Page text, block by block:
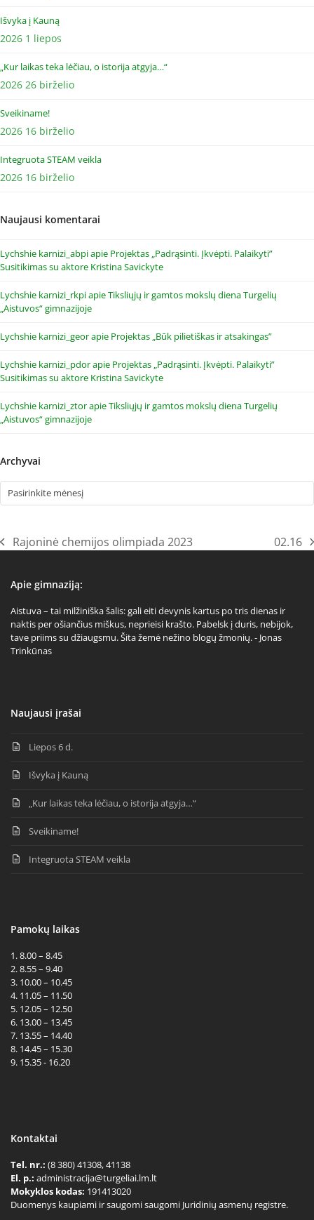
Išvyka į Kauną
2026 1 liepos
„Kur laikas teka lėčiau, o istorija atgyja…“
2026 26 birželio
Sveikiname!
2026 16 birželio
Integruota STEAM veikla
2026 16 birželio
Naujausi komentarai
Lychshie karnizi_abpiapie Projektas „Padrąsinti. Įkvėpti. Palaikyti”
Susitikimas su aktore Kristina Savickyte
Lychshie karnizi_rkpiapieTiksliųjų ir gamtos mokslų diena Turgelių
„Aistuvos“ gimnazijoje
Lychshie karnizi_georapie Projektas „Būk pilietiškas ir atsakingas”
Lychshie karnizi_pdorapie Projektas „Padrąsinti. Įkvėpti. Palaikyti”
Susitikimas su aktore Kristina Savickyte
Lychshie karnizi_ztorapieTiksliųjų ir gamtos mokslų diena Turgelių
„Aistuvos“ gimnazijoje
Archyvai
Archyvai
previous
Rajoninė chemijos olimpiada 2023
next
02.16
Apie gimnaziją:
Aistuva – tai milžiniška šalis: gali eiti devynis kartus po tris dienas ir
naktis per ošiančius miškus, neprieisi krašto. Pabelsk į duris, nebijok,
tave priims su džiaugsmu. Šita žemė nežino blogų žmonių. - Jonas
Trinkūnas
Naujausi įrašai
Liepos 6 d.
Išvyka į Kauną
„Kur laikas teka lėčiau, o istorija atgyja…“
Sveikiname!
Integruota STEAM veikla
Pamokų laikas
1. 8.00 – 8.45
2. 8.55 – 9.40
3. 10.00 – 10.45
4. 11.05 – 11.50
5. 12.05 – 12.50
6. 13.00 – 13.45
7. 13.55 – 14.40
8. 14.45 – 15.30
9. 15.35 - 16.20
Kontaktai
Tel. nr.: (8 380) 41308, 41138
El. p.: administracija@turgeliai.lm.lt
Mokyklos kodas: 191413020
Duomenys kaupiami ir saugomi saugomi Juridinių asmenų registre.